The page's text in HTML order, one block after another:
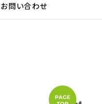
お問い合わせ